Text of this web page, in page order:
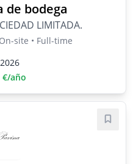
de bodega
LIMITADA.
site • Full-time
€/año
Save